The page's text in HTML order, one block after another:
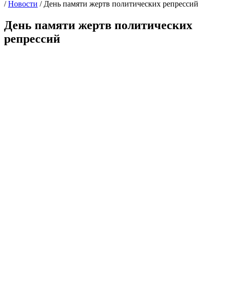
/Новости / День памяти жертв политических репрессий
День памяти жертв политических
репрессий